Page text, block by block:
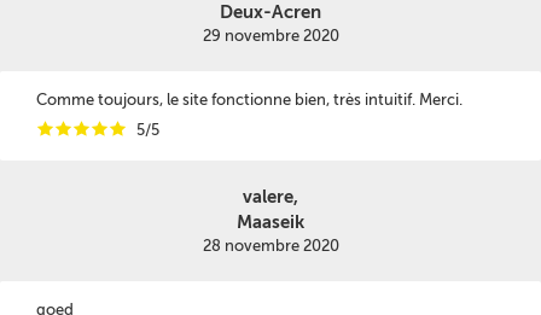
Deux-Acren
29 novembre 2020
Comme toujours, le site fonctionne bien, très intuitif. Merci.
iiiii 5/5
valere,
Maaseik
28 novembre 2020
goed